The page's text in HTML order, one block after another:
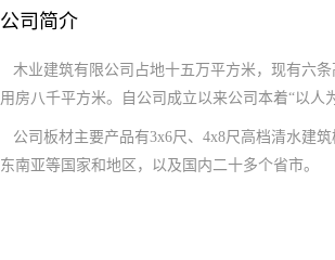
公司简介
木业建筑有限公司占地十五万平方米，现有六
用房八千平方米。自公司成立以来公司本着“以人
公司板材主要产品有3x6尺、4x8尺高档清水建
东南亚等国家和地区，以及国内二十多个省市。